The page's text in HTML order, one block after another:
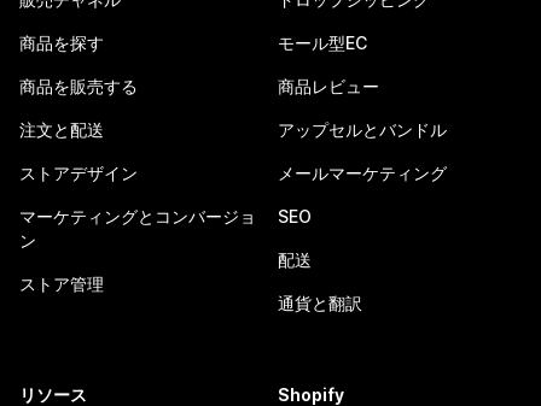
商品を探す
商品を販売する
注文と配送
ストアデザイン
マーケティングとコンバージョ
ン
ストア管理
モール型EC
商品レビュー
アップセルとバンドル
メールマーケティング
SEO
配送
通貨と翻訳
リソース Shopify